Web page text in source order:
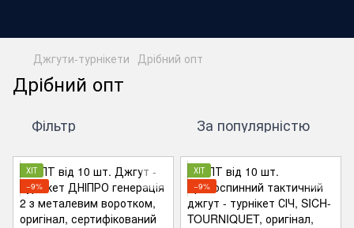
Джгути-турнікети Дрібний опт
Дрібний опт
Фільтр За популярністю
ХІТ
−9%
ХІТ
−9%